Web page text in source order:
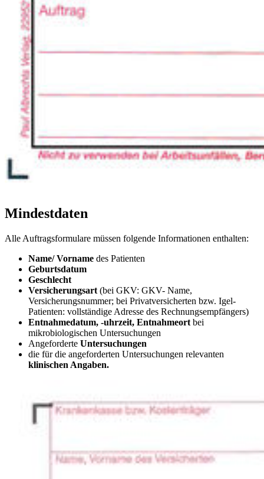
Mindestdaten
Alle Auftragsformulare müssen folgende Informationen enthalten:
Name/ Vorname des Patienten
Geburtsdatum
Geschlecht
Versicherungsart (bei GKV: GKV- Name,
Versicherungsnummer; bei Privatversicherten bzw. Igel-
Patienten: vollständige Adresse des Rechnungsempfängers)
Entnahmedatum, -uhrzeit, Entnahmeort bei
mikrobiologischen Untersuchungen
Angeforderte Untersuchungen
die für die angeforderten Untersuchungen relevanten
klinischen Angaben.